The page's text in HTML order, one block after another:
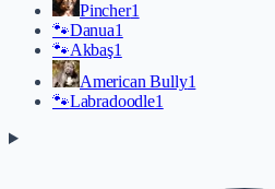
Pincher1
🐾Danua1
🐾Akbaş1
American Bully1
🐾Labradoodle1